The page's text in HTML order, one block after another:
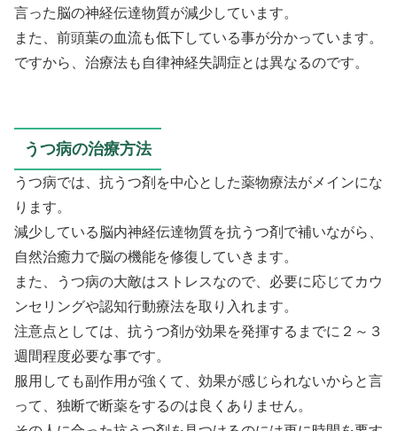
言った脳の神経伝達物質が減少しています。
また、前頭葉の血流も低下している事が分かっています。
ですから、治療法も自律神経失調症とは異なるのです。
うつ病の治療方法
うつ病では、抗うつ剤を中心とした薬物療法がメインにな
ります。
減少している脳内神経伝達物質を抗うつ剤で補いながら、
自然治癒力で脳の機能を修復していきます。
また、うつ病の大敵はストレスなので、必要に応じてカウ
ンセリングや認知行動療法を取り入れます。
注意点としては、抗うつ剤が効果を発揮するまでに２～３
週間程度必要な事です。
服用しても副作用が強くて、効果が感じられないからと言
って、独断で断薬をするのは良くありません。